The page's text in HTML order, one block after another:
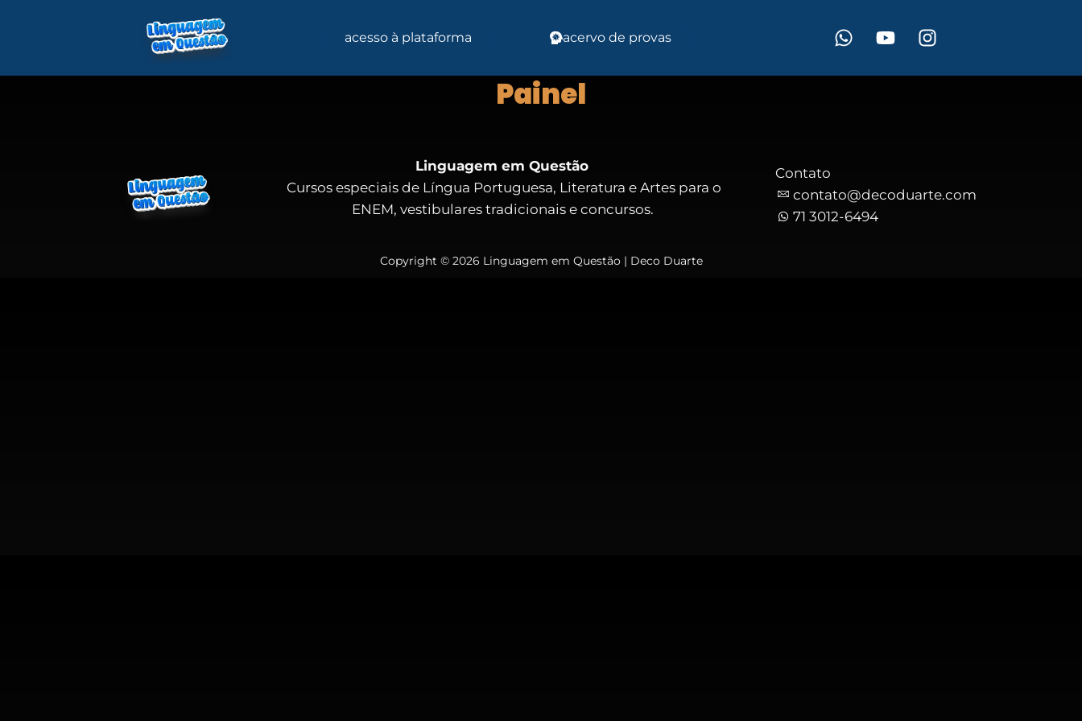
acesso à plataforma acervo de provas
Painel
Linguagem em Questão
Cursos especiais de Língua Portuguesa, Literatura e Artes para o
ENEM, vestibulares tradicionais e concursos.
Contato
contato@decoduarte.com
71 3012-6494
Copyright © 2026 Linguagem em Questão | Deco Duarte